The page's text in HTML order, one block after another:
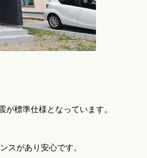
標準仕様となっています。
スがあり安心です。